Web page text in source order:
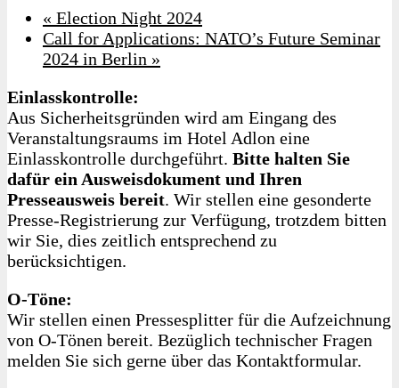
« Election Night 2024
Call for Applications: NATO’s Future Seminar
2024 in Berlin »
Einlasskontrolle:
Aus Sicherheitsgründen wird am Eingang des
Veranstaltungsraums im Hotel Adlon eine
Einlasskontrolle durchgeführt. Bitte halten Sie
dafür ein Ausweisdokument und Ihren
Presseausweis bereit. Wir stellen eine gesonderte
Presse-Registrierung zur Verfügung, trotzdem bitten
wir Sie, dies zeitlich entsprechend zu
berücksichtigen.
O‑Töne:
Wir stellen einen Pressesplitter für die Aufzeichnung
von O‑Tönen bereit. Bezüglich technischer Fragen
melden Sie sich gerne über das Kontaktformular.